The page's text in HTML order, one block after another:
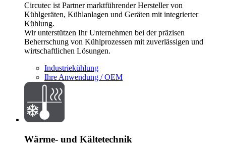
Circutec ist Partner marktführender Hersteller von
Kühlgeräten, Kühlanlagen und Geräten mit integrierter
Kühlung.
Wir unterstützen Ihr Unternehmen bei der präzisen
Beherrschung von Kühlprozessen mit zuverlässigen und
wirtschaftlichen Lösungen.
Industriekühlung
Ihre Anwendung / OEM
Wärme- und Kältetechnik